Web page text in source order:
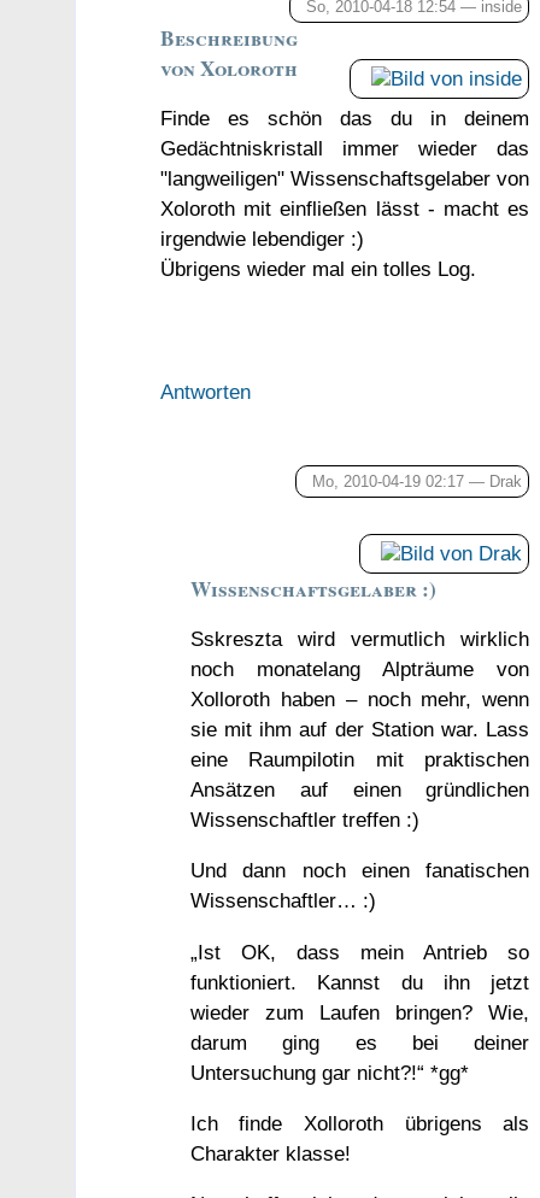
So, 2010-04-18 12:54 — inside
Beschreibung
von Xoloroth
Finde es schön das du in deinem
Gedächtniskristall immer wieder das
"langweiligen" Wissenschaftsgelaber von
Xoloroth mit einfließen lässt - macht es
irgendwie lebendiger :)
Übrigens wieder mal ein tolles Log.
Antworten
Mo, 2010-04-19 02:17 — Drak
Wissenschaftsgelaber :)
Sskreszta wird vermutlich wirklich
noch monatelang Alpträume von
Xolloroth haben – noch mehr, wenn
sie mit ihm auf der Station war. Lass
eine Raumpilotin mit praktischen
Ansätzen auf einen gründlichen
Wissenschaftler treffen :)
Und dann noch einen fanatischen
Wissenschaftler… :)
„Ist OK, dass mein Antrieb so
funktioniert. Kannst du ihn jetzt
wieder zum Laufen bringen? Wie,
darum ging es bei deiner
Untersuchung gar nicht?!“ *gg*
Ich finde Xolloroth übrigens als
Charakter klasse!